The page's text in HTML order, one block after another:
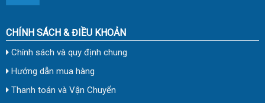
CHÍNH SÁCH & ĐIỀU KHOẢN
Chính sách và quy định chung
Hướng dẫn mua hàng
Thanh toán và Vận Chuyển